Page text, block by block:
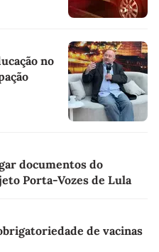
no
documentos do
Porta-Vozes de Lula
de vacinas